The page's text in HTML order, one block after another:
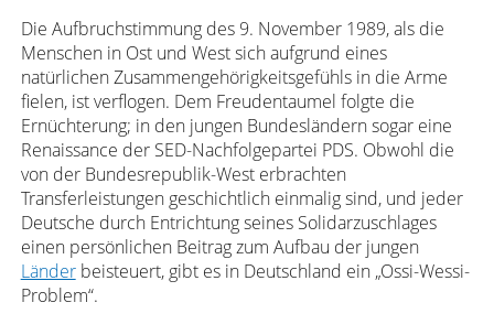
Die Aufbruchstimmung des 9. November 1989, als die
Menschen in Ost und West sich aufgrund eines
natürlichen Zusammengehörigkeitsgefühls in die Arme
fielen, ist verflogen. Dem Freudentaumel folgte die
Ernüchterung; in den jungen Bundesländern sogar eine
Renaissance der SED-Nachfolgepartei PDS. Obwohl die
von der Bundesrepublik-West erbrachten
Transferleistungen geschichtlich einmalig sind, und jeder
Deutsche durch Entrichtung seines Solidarzuschlages
einen persönlichen Beitrag zum Aufbau der jungen
Länderbeisteuert, gibt es in Deutschland ein „Ossi-Wessi-
Problem“.